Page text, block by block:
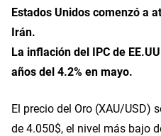
Estados Unidos comenzó a
Irán.
La inflación del IPC de
años del 4.2% en mayo.
El precio del Oro (XAU/USD)
de 4.050$, el nivel más bajo